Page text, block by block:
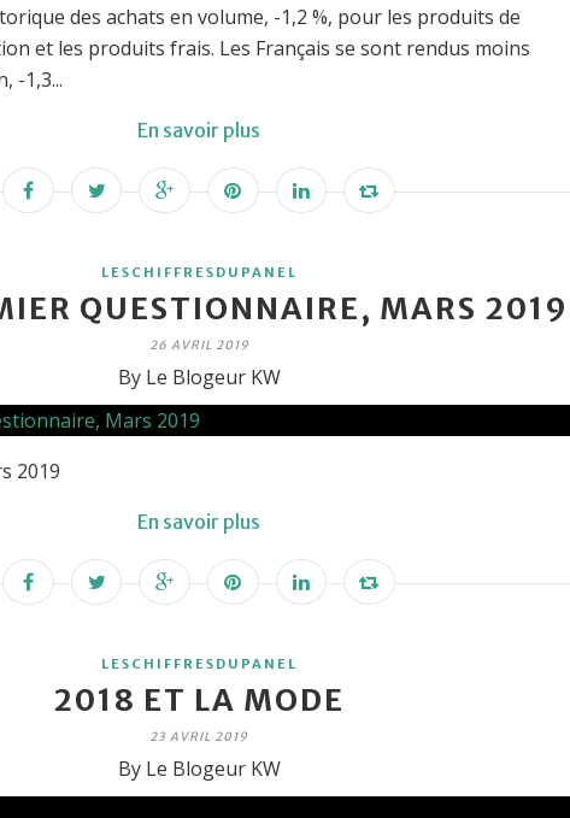
des achats en volume, -1,2 %, pour les produits de
et les produits frais. Les Français se sont rendus moins
-1,3...
En savoir plus
LESCHIFFRESDUPANEL
QUESTIONNAIRE, MARS 2019
26 AVRIL 2019
By Le Blogeur KW
2019
En savoir plus
LESCHIFFRESDUPANEL
2018 ET LA MODE
23 AVRIL 2019
By Le Blogeur KW